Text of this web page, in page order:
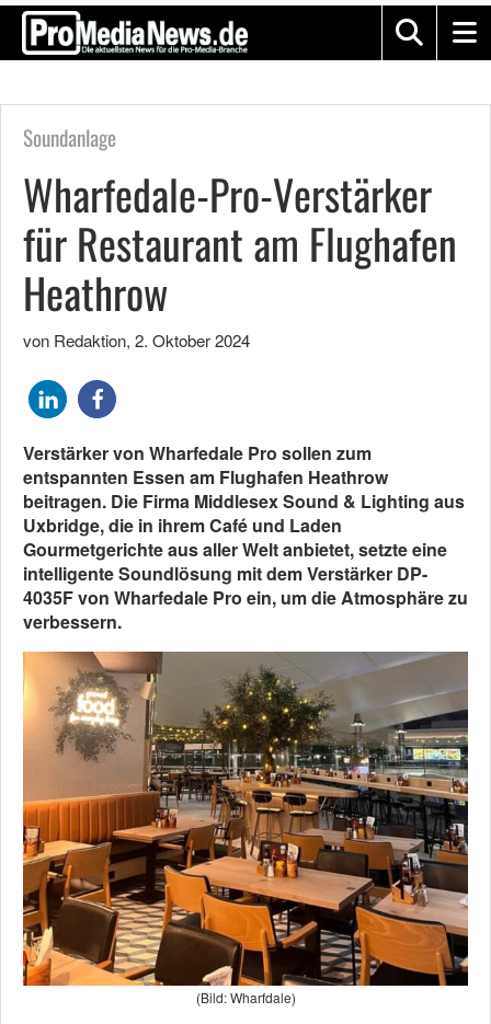
Soundanlage
Wharfedale-Pro-Verstärker
für Restaurant am Flughafen
Heathrow
von Redaktion, 2. Oktober 2024
Verstärker von Wharfedale Pro sollen zum
entspannten Essen am Flughafen Heathrow
beitragen. Die Firma Middlesex Sound & Lighting aus
Uxbridge, die in ihrem Café und Laden
Gourmetgerichte aus aller Welt anbietet, setzte eine
intelligente Soundlösung mit dem Verstärker DP-
4035F von Wharfedale Pro ein, um die Atmosphäre zu
verbessern.
(Bild: Wharfdale)